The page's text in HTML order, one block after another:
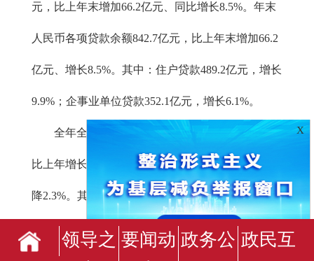
元，比上年末增加66.2亿元、同比增长8.5%。年末
人民币各项贷款余额842.7亿元，比上年末增加66.2
亿元、增长8.5%。其中：住户贷款489.2亿元，增长
9.9%；企事业单位贷款352.1亿元，增长6.1%。
全年全州保险公司原保险保费收入16.3亿元，
比上年增长1.3%；支付各类赔款及给付9.1亿元，下
降2.3%。其中：财产险保费收入10.1亿元、增长
0.6%，支付各类赔款及给付7.0亿元、下降5.6%；人
身险保费收入6.2亿元、增长3.6%，人身险赔款及给
领导之 要闻动 政务公 政民互
X